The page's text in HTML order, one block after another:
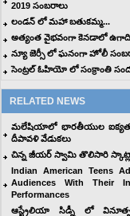
2019 సంబరాలు
లండన్ లో మహా బతుకమ్మ...
అత్యంత వైభవంగా కెనడాలో ఉగాది
న్యూ జెర్సీ లో ఘనంగా హోలీ
సెంట్రల్ ఓహియో లో సంక్రాంతి
RELATED NEWS
మలేషియాలో భారతీయుల ఐక్యతకు
దీపావళి వేడుకలు
చిన్న జీయర్ స్వామి తొలిసారి
Indian American Teens
Audiences With Their
Performances
ఆస్ట్రేలియా సిడ్నీ లో